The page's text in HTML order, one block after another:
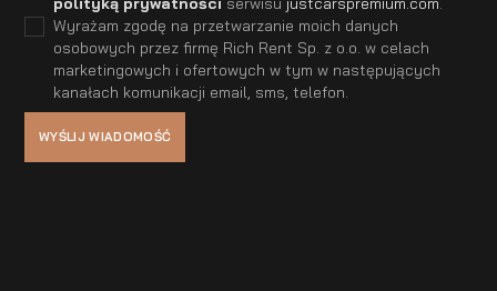
Wyrażam zgodę na przetwarzanie moich danych
osobowych przez firmę Rich Rent Sp. z o.o. w celach
marketingowych i ofertowych w tym w następujących
kanałach komunikacji email, sms, telefon.